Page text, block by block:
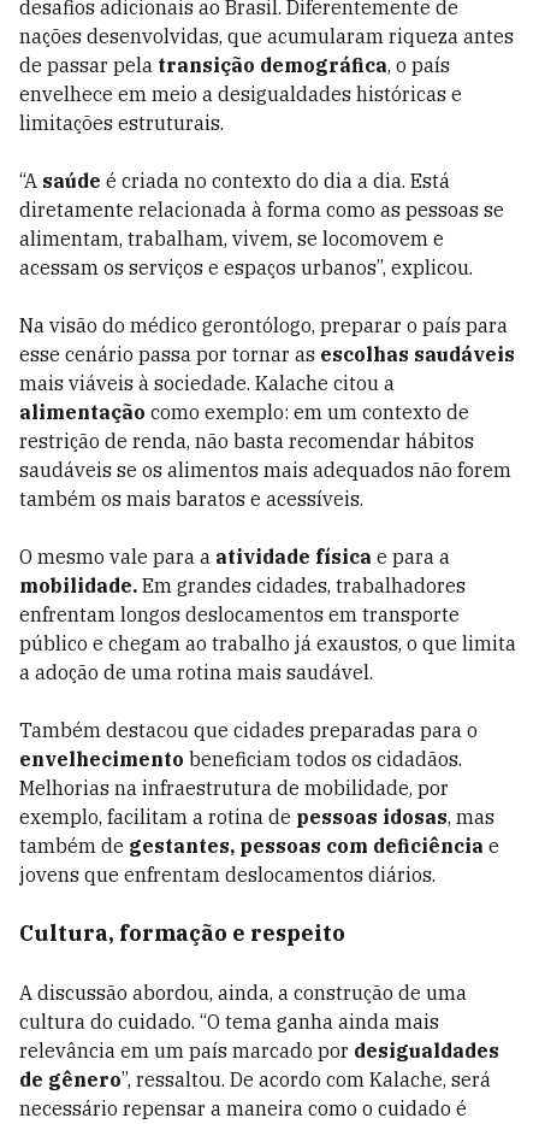
desafios adicionais ao Brasil. Diferentemente de
nações desenvolvidas, que acumularam riqueza antes
de passar pela transição demográfica, o país
envelhece em meio a desigualdades históricas e
limitações estruturais.
“A saúde é criada no contexto do dia a dia. Está
diretamente relacionada à forma como as pessoas se
alimentam, trabalham, vivem, se locomovem e
acessam os serviços e espaços urbanos”, explicou.
Na visão do médico gerontólogo, preparar o país para
esse cenário passa por tornar as escolhas saudáveis
mais viáveis à sociedade. Kalache citou a
alimentação como exemplo: em um contexto de
restrição de renda, não basta recomendar hábitos
saudáveis se os alimentos mais adequados não forem
também os mais baratos e acessíveis.
O mesmo vale para a atividade física e para a
mobilidade. Em grandes cidades, trabalhadores
enfrentam longos deslocamentos em transporte
público e chegam ao trabalho já exaustos, o que limita
a adoção de uma rotina mais saudável.
Também destacou que cidades preparadas para o
envelhecimento beneficiam todos os cidadãos.
Melhorias na infraestrutura de mobilidade, por
exemplo, facilitam a rotina de pessoas idosas, mas
também de gestantes, pessoas com deficiência e
jovens que enfrentam deslocamentos diários.
Cultura, formação e respeito
A discussão abordou, ainda, a construção de uma
cultura do cuidado. “O tema ganha ainda mais
relevância em um país marcado por desigualdades
de gênero”, ressaltou. De acordo com Kalache, será
necessário repensar a maneira como o cuidado é